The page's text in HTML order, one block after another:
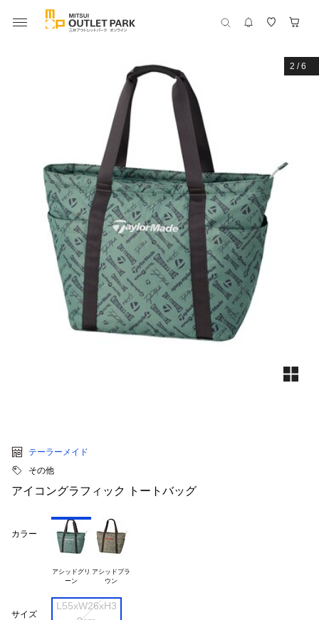
2 /6
テーラーメイド
その他
アイコングラフィック トートバッグ
カラー
アシッドグリ アシッドブラ
サイズ
L55xW26xH3